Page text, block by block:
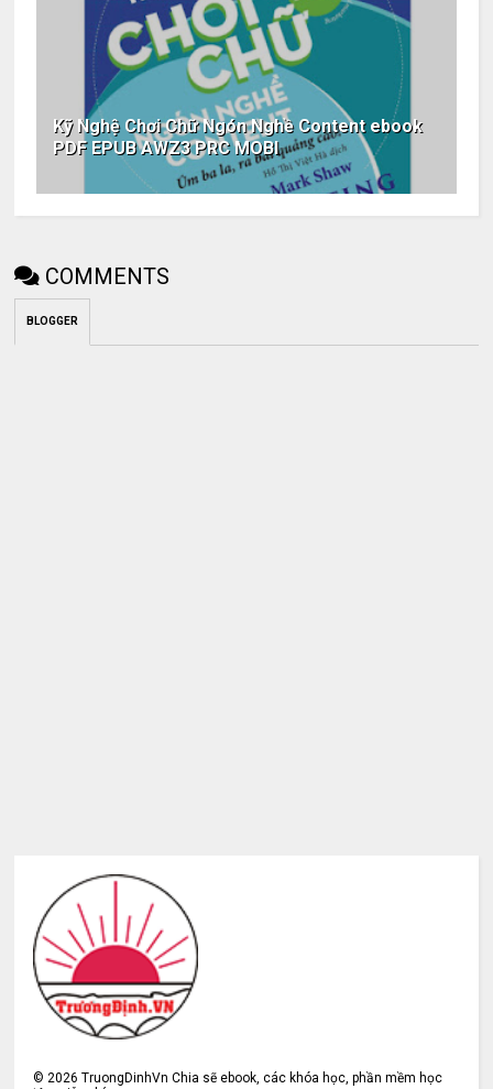
Kỹ Nghệ Chơi Chữ Ngón Nghề Content ebook
PDF EPUB AWZ3 PRC MOBI
COMMENTS
BLOGGER
©2026 TruongDinhVn Chia sẽ ebook, các khóa học, phần mềm học